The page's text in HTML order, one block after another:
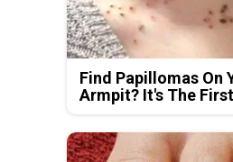
Find Papillomas On
Armpit? It's The